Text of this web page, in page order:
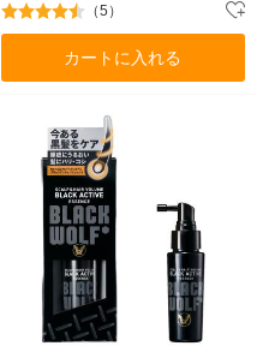
（5）
カートに入れる